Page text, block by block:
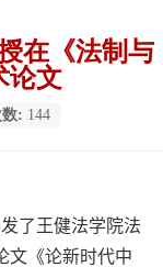
在《法制与
论文
: 144
了王健法学院法
文《论新时代中